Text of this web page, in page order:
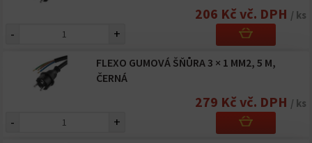
206 Kč vč. DPH / ks
- +
FLEXO GUMOVÁ ŠŇŮRA 3 × 1 MM2, 5 M,
ČERNÁ
279 Kč vč. DPH / ks
- +